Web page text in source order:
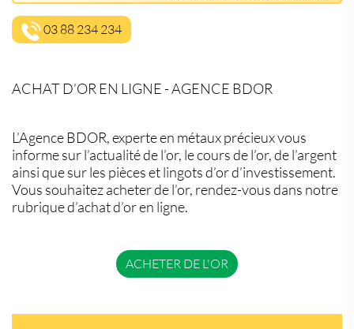
03 88 234 234
ACHAT D’OR EN LIGNE - AGENCE BDOR
L’Agence BDOR, experte en métaux précieux vous
informe sur l’actualité de l’or, le cours de l’or, de l’argent
ainsi que sur les pièces et lingots d’or d’investissement.
Vous souhaitez acheter de l’or, rendez-vous dans notre
rubrique d’achat d’or en ligne.
ACHETER DE L'OR